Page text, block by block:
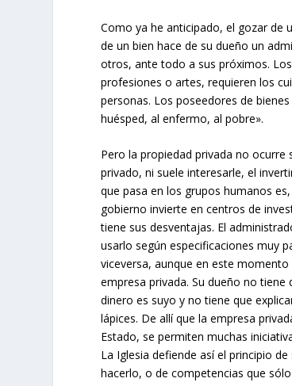
Como ya he anticipado, el gozar de
de un bien hace de su dueño un
otros, ante todo a sus próximos.
profesiones o artes, requieren los
personas. Los poseedores de
huésped, al enfermo, al pobre».
Pero la propiedad privada no
privado, ni suele interesarle, el
que pasa en los grupos humanos
gobierno invierte en centros de
tiene sus desventajas. El
usarlo según especificaciones muy
viceversa, aunque en este
empresa privada. Su dueño no
dinero es suyo y no tiene que
lápices. De allí que la empresa
Estado, se permiten muchas
La Iglesia defiende así el principio
hacerlo, o de competencias que